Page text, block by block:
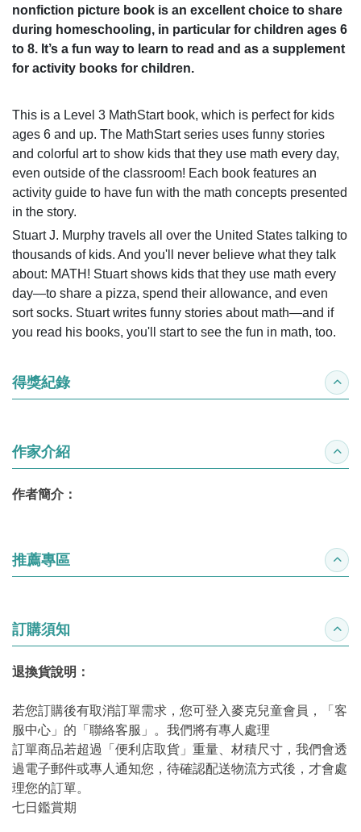
nonfiction picture book is an excellent choice to share
during homeschooling, in particular for children ages 6
to 8. It’s a fun way to learn to read and as a supplement
for activity books for children.
This is a Level 3 MathStart book, which is perfect for kids
ages 6 and up. The MathStart series uses funny stories
and colorful art to show kids that they use math every day,
even outside of the classroom! Each book features an
activity guide to have fun with the math concepts presented
in the story.
Stuart J. Murphy travels all over the United States talking to
thousands of kids. And you'll never believe what they talk
about: MATH! Stuart shows kids that they use math every
day—to share a pizza, spend their allowance, and even
sort socks. Stuart writes funny stories about math—and if
you read his books, you'll start to see the fun in math, too.
得獎紀錄 收合
作家介紹 收合
作者簡介：
推薦專區 收合
訂購須知 收合
退換貨說明：
若您訂購後有取消訂單需求，您可登入麥克兒童會員，「客
服中心」的「聯絡客服」。我們將有專人處理
訂單商品若超過「便利店取貨」重量、材積尺寸，我們會透
過電子郵件或專人通知您，待確認配送物流方式後，才會處
理您的訂單。
七日鑑賞期